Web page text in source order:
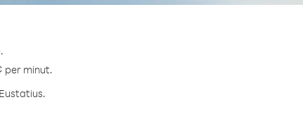
per minut.